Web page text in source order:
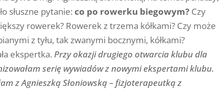
słuszne pytanie: co po rowerku biegowym? Czy
rowerek? Rowerek z trzema kółkami? Czy może
z tyłu, tak zwanymi bocznymi, kółkami?
ekspertka. Przy okazji drugiego otwarcia klubu dla
serię wywiadów z nowymi ekspertami klubu.
z Agnieszką Słoniowską – fizjoterapeutką z